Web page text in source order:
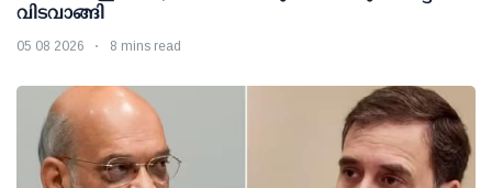
വിടവാങ്ങി
05 08 2026 8 mins read